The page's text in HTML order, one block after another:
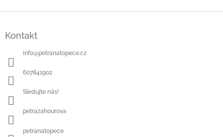
Kontakt
info@petranatopece.cz
607841902
Sledujte nás!
petrazahourova
petranatopece